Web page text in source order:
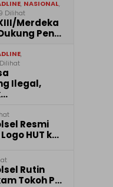
, NASIONAL,
Dilihat
Merdeka
Pen…
,
Ilegal,
Resmi
HUT k…
Rutin
Tokoh P…